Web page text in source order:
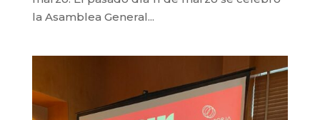
la Asamblea General...